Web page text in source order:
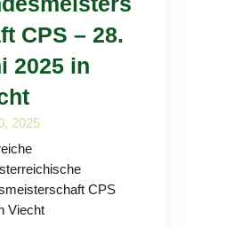
CPS – 28.
2025 in
2025
CPS
Viecht